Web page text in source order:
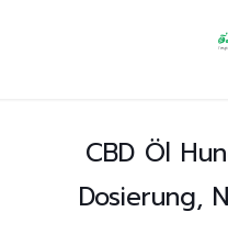
CBD Öl
Dosierung,